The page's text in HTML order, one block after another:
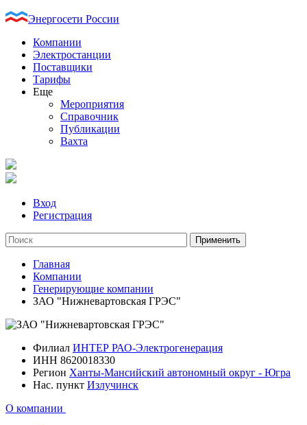
Энергосети России
Компании
Электростанции
Поставщики
Тарифы
Еще
Мероприятия
Справочник
Публикации
Вахта
Вход
Регистрация
Главная
Компании
Генерирующие компании
ЗАО "Нижневартовская ГРЭС"
Филиал ИНТЕР РАО-Электрогенерация
ИНН 8620018330
Регион Ханты-Мансийский автономный округ - Югра
Нас. пункт Излучинск
О компании